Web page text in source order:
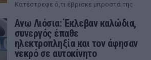
Κατέστρεφε ό,τι έβρισκε μπροστά της
Ανω Λιόσια: Έκλεβαν καλώδια,
συνεργός έπαθε
ηλεκτροπληξία και τον άφησαν
νεκρό σε αυτοκίνητο